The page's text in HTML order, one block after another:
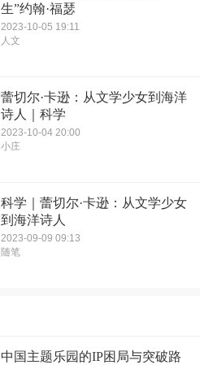
生”约翰·福瑟
2023-10-05 19:11
人文
蕾切尔·卡逊：从文学少女到海洋
诗人｜科学
2023-10-04 20:00
小庄
科学｜蕾切尔·卡逊：从文学少女
到海洋诗人
2023-09-09 09:13
随笔
中国主题乐园的IP困局与突破路